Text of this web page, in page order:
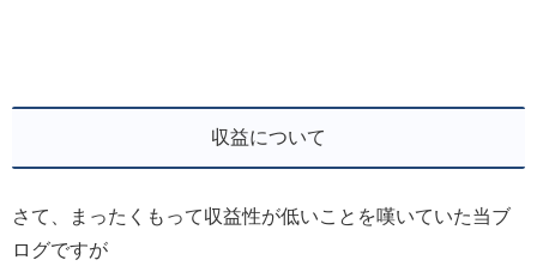
収益について
さて、まったくもって収益性が低いことを嘆いていた当ブ
ログですが